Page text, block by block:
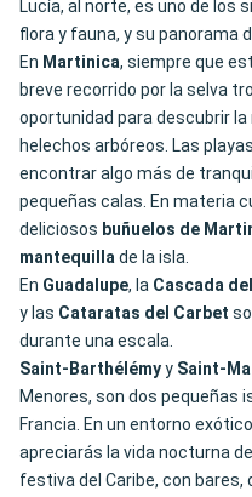
Lucía, al norte, es uno de los
flora y fauna, y su panorama
En Martinica, siempre que
breve recorrido por la selva
oportunidad para descubrir
helechos arbóreos. Las
encontrar algo más de
pequeñas calas. En materia
deliciosos buñuelos de
mantequillade la isla.
En Guadalupe, la Cascada
y las Cataratas del Carbet
durante una escala.
Saint-Barthélémyy Saint-
Menores, son dos pequeñas
Francia. En un entorno
apreciarás la vida nocturna
festiva del Caribe, con